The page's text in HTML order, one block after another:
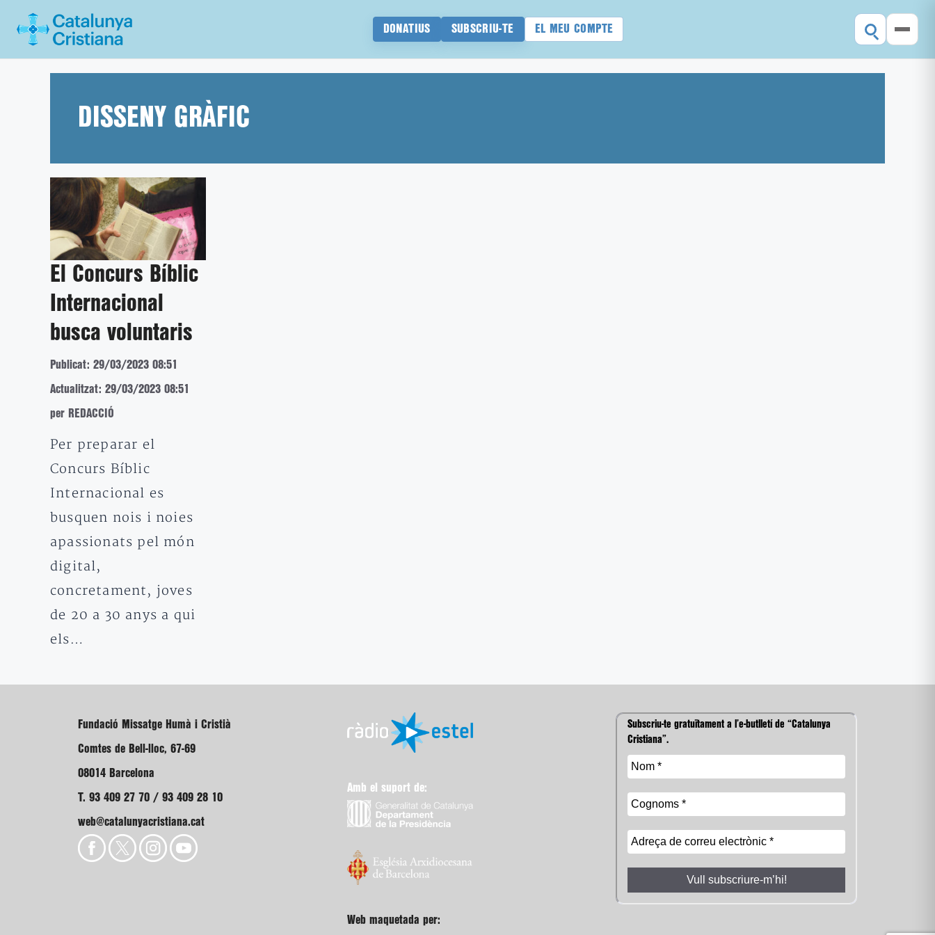
DONATIUS SUBSCRIU-TE EL MEU COMPTE
DISSENY GRÀFIC
El Concurs Bíblic
Internacional
busca voluntaris
Publicat: 29/03/2023 08:51
Actualitzat: 29/03/2023 08:51
per REDACCIÓ
Per preparar el
Concurs Bíblic
Internacional es
busquen nois i noies
apassionats pel món
digital,
concretament, joves
de 20 a 30 anys a qui
els…
Fundació Missatge Humà i Cristià
Comtes de Bell-lloc, 67-69
08014 Barcelona
T. 93 409 27 70 / 93 409 28 10
web@catalunyacristiana.cat
Amb el suport de:
Web maquetada per:
Subscriu-te gratuïtament a l’e-butlletí de “Catalunya
Cristiana”.